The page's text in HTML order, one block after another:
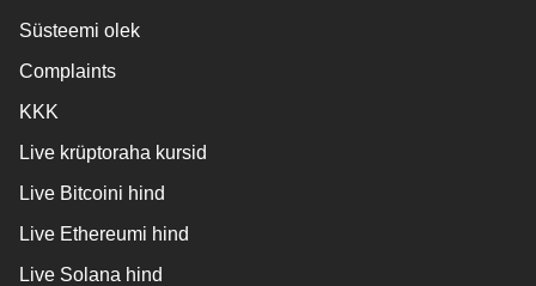
Süsteemi olek
Complaints
KKK
Live krüptoraha kursid
Live Bitcoini hind
Live Ethereumi hind
Live Solana hind